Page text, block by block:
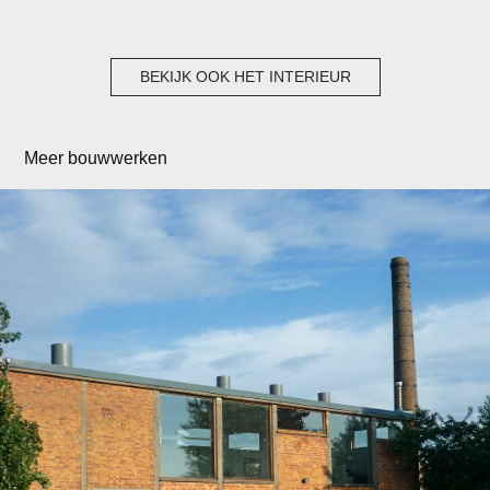
BEKIJK OOK HET INTERIEUR
Meer bouwwerken
Woning & architectenbureau